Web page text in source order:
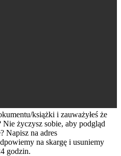
książki i zauważyłeś że
życzysz sobie, aby podgląd
Napisz na adres
na skargę i usuniemy
godzin.